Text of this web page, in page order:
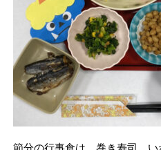
節分の行事食は、巻き寿司、